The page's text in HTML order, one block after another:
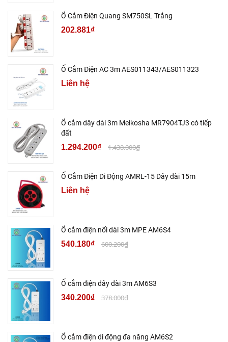
Ổ Cắm Điện Quang SM750SL Trắng
202.881₫
Ổ Cắm Điện AC 3m AES011343/AES011323
Liên hệ
Ổ cắm dây dài 3m Meikosha MR7904TJ3 có tiếp
đất
1.294.200₫ 1.438.000₫
Ổ Cắm Điện Di Động AMRL-15 Dây dài 15m
Liên hệ
Ổ cắm điện nối dài 3m MPE AM6S4
540.180₫ 600.200₫
Ổ cắm điện dây dài 3m AM6S3
340.200₫ 378.000₫
Ổ cắm điện di động đa năng AM6S2